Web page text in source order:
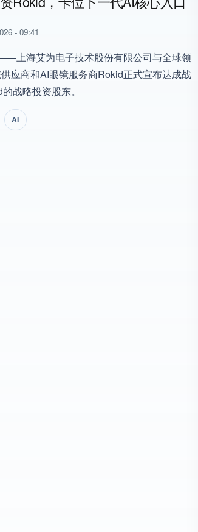
- 09:41
上海艾为电子技术股份有限公司与全球领
应商和AI眼镜服务商Rokid正式宣布达成战
战略投资股东。
AI
，卡位下一代AI核心入口